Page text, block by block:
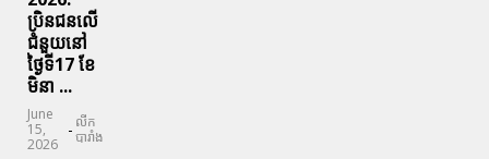
ប្រិនជនលើ
ជំនួយនៅ
ថ្ងៃទី17 ខែ
មិនា ...
June
15,
2026
- លីក
បារាំង